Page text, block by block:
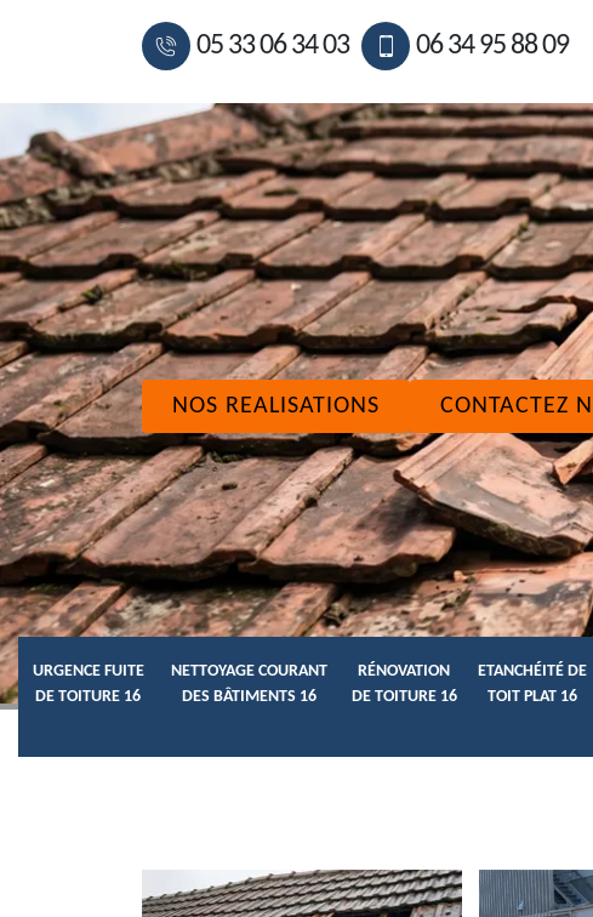
05 33 06 34 03 06 34 95 88 09
NOS REALISATIONS CONTACTEZ
URGENCE FUITE
DE TOITURE 16
NETTOYAGE COURANT
DES BÂTIMENTS 16
RÉNOVATION
DE TOITURE 16
ETANCHÉITÉ DE
TOIT PLAT 16